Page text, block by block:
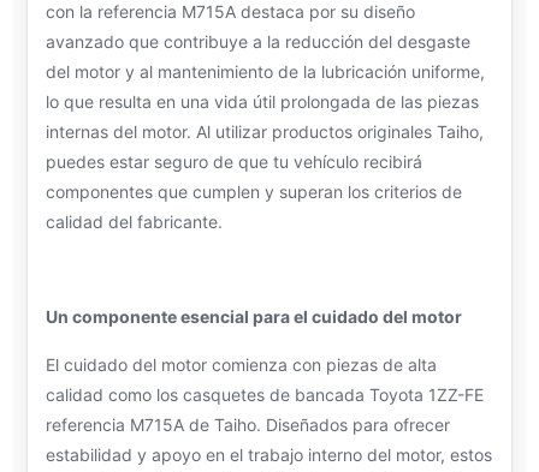
con la referencia M715A destaca por su diseño
avanzado que contribuye a la reducción del desgaste
del motor y al mantenimiento de la lubricación uniforme,
lo que resulta en una vida útil prolongada de las piezas
internas del motor. Al utilizar productos originales Taiho,
puedes estar seguro de que tu vehículo recibirá
componentes que cumplen y superan los criterios de
calidad del fabricante.
Un componente esencial para el cuidado del motor
El cuidado del motor comienza con piezas de alta
calidad como los casquetes de bancada Toyota 1ZZ-FE
referencia M715A de Taiho. Diseñados para ofrecer
estabilidad y apoyo en el trabajo interno del motor, estos